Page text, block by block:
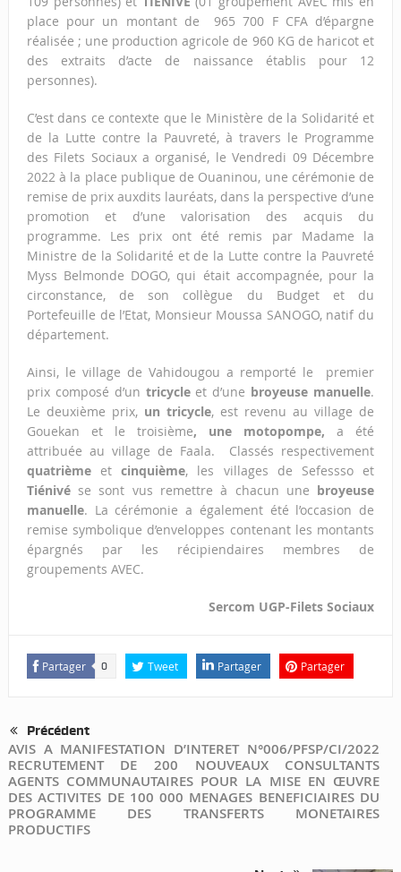
place pour un montant de 965 700 F CFA d’épargne
réalisée ; une production agricole de 960 KG de haricot et
des extraits d’acte de naissance établis pour 12
personnes).
C’est dans ce contexte que le Ministère de la Solidarité et
de la Lutte contre la Pauvreté, à travers le Programme
des Filets Sociaux a organisé, le Vendredi 09 Décembre
2022 à la place publique de Ouaninou, une cérémonie de
remise de prix auxdits lauréats, dans la perspective d’une
promotion et d’une valorisation des acquis du
programme. Les prix ont été remis par Madame la
Ministre de la Solidarité et de la Lutte contre la Pauvreté
Myss Belmonde DOGO, qui était accompagnée, pour la
circonstance, de son collègue du Budget et du
Portefeuille de l’Etat, Monsieur Moussa SANOGO, natif du
département.
Ainsi, le village de Vahidougou a remporté le premier
prix composé d’un tricycle et d’une broyeuse manuelle.
Le deuxième prix, un tricycle, est revenu au village de
Gouekan et le troisième, une motopompe,a été
attribuée au village de Faala. Classés respectivement
quatrièmeetcinquième, les villages de Sefessso et
Tiénivése sont vus remettre à chacun une broyeuse
manuelle. La cérémonie a également été l’occasion de
remise symbolique d’enveloppes contenant les montants
épargnés par les récipiendaires membres de
groupements AVEC.
Sercom UGP-Filets Sociaux
Partager 0 Tweet Partager Partager
Précédent
AVIS A MANIFESTATION D’INTERET N°006/PFSP/CI/2022
RECRUTEMENT DE 200 NOUVEAUX CONSULTANTS
AGENTS COMMUNAUTAIRES POUR LA MISE EN ŒUVRE
DES ACTIVITES DE 100 000 MENAGES BENEFICIAIRES DU
PROGRAMME DES TRANSFERTS MONETAIRES
PRODUCTIFS